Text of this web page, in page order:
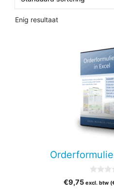
Enig resultaat
v
€9,75 excl. btw (